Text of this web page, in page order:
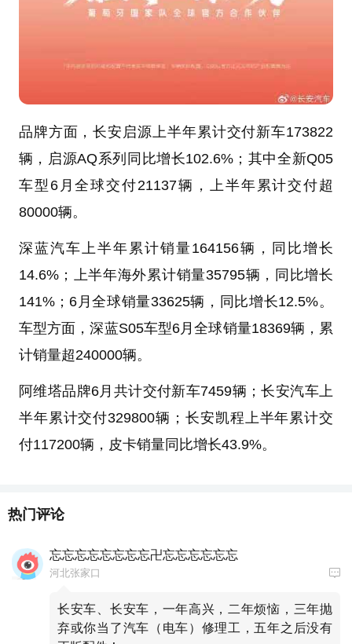
品牌方面，长安启源上半年累计交付新车173822
辆，启源AQ系列同比增长102.6%；其中全新Q05
车型6月全球交付21137辆，上半年累计交付超
80000辆。
深蓝汽车上半年累计销量164156辆，同比增长
14.6%；上半年海外累计销量35795辆，同比增长
141%；6月全球销量33625辆，同比增长12.5%。
车型方面，深蓝S05车型6月全球销量18369辆，累
计销量超240000辆。
阿维塔品牌6月共计交付新车7459辆；长安汽车上
半年累计交付329800辆；长安凯程上半年累计交
付117200辆，皮卡销量同比增长43.9%。
热门评论
忘忘忘忘忘忘忘忘卍忘忘忘忘忘忘
河北张家口
长安车、长安车，一年高兴，二年烦恼，三年抛
弃或你当了汽车（电车）修理工，五年之后没有